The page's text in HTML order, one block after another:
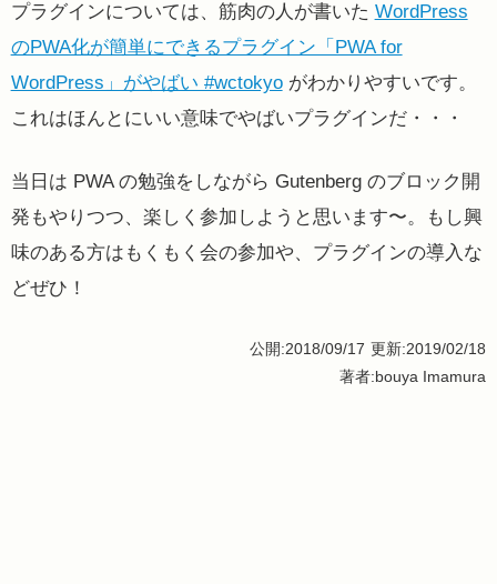
プラグインについては、筋肉の人が書いた WordPress
のPWA化が簡単にできるプラグイン「PWA for
WordPress」がやばい #wctokyoがわかりやすいです。
これはほんとにいい意味でやばいプラグインだ・・・
当日は PWA の勉強をしながら Gutenberg のブロック開
発もやりつつ、楽しく参加しようと思います〜。もし興
味のある方はもくもく会の参加や、プラグインの導入な
どぜひ！
公開:2018/09/17 更新:2019/02/18
著者:bouya Imamura